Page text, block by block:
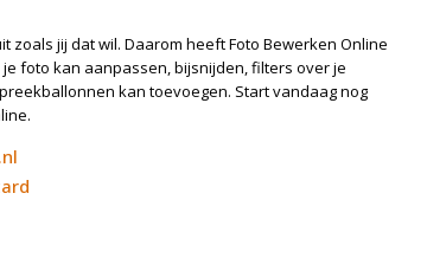
zoals jij dat wil. Daarom heeft Foto Bewerken Online
foto kan aanpassen, bijsnijden, filters over je
kan toevoegen. Start vandaag nog